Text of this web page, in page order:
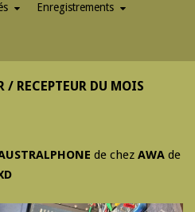
Enregistrements
/ RECEPTEUR DU MOIS
de chez AWA de